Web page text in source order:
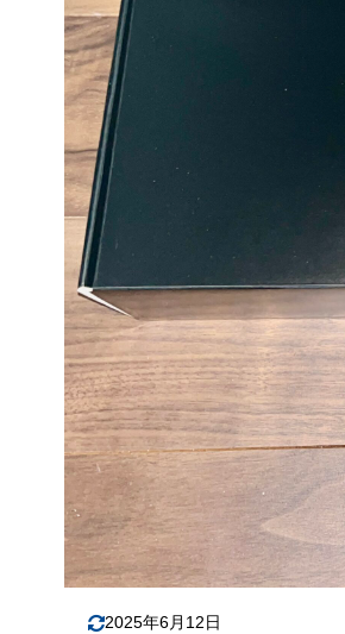
2025年6月12日